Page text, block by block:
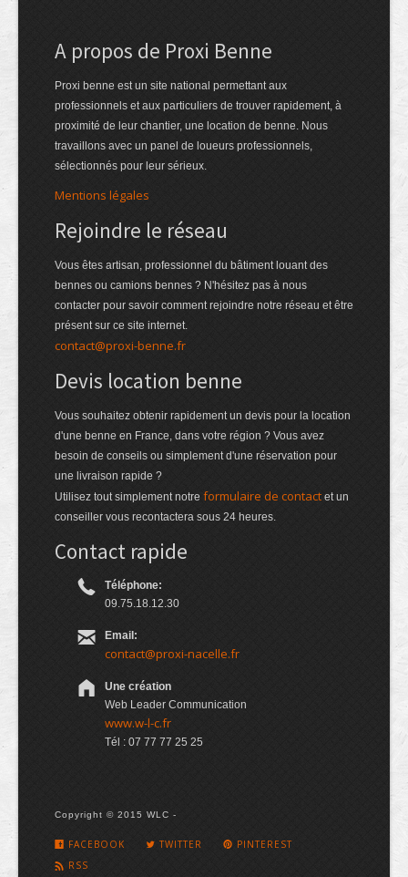
A propos de Proxi Benne
Proxi benne est un site national permettant aux
professionnels et aux particuliers de trouver rapidement, à
proximité de leur chantier, une location de benne. Nous
travaillons avec un panel de loueurs professionnels,
sélectionnés pour leur sérieux.
Mentions légales
Rejoindre le réseau
Vous êtes artisan, professionnel du bâtiment louant des
bennes ou camions bennes ? N'hésitez pas à nous
contacter pour savoir comment rejoindre notre réseau et être
présent sur ce site internet.
contact@proxi-benne.fr
Devis location benne
Vous souhaitez obtenir rapidement un devis pour la location
d'une benne en France, dans votre région ? Vous avez
besoin de conseils ou simplement d'une réservation pour
une livraison rapide ?
Utilisez tout simplement notre formulaire de contact et un
conseiller vous recontactera sous 24 heures.
Contact rapide
Téléphone:
09.75.18.12.30
Email:
contact@proxi-nacelle.fr
Une création
Web Leader Communication
www.w-l-c.fr
Tél : 07 77 77 25 25
Copyright © 2015 WLC -
FACEBOOK TWITTER
PINTEREST
RSS